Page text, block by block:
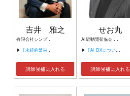
吉井 雅之
有限会社シンプルタスク 代表取締役 習慣形成コンサルタント
▶ 【永続的繁栄の組織づくり】
講師候補に入れる
せお丸
▶ 【AI DXについて】
講師候補に入れる